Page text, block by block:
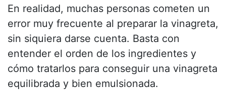
En realidad, muchas personas cometen un
error muy frecuente al preparar la vinagreta,
sin siquiera darse cuenta. Basta con
entender el orden de los ingredientes y
cómo tratarlos para conseguir una vinagreta
equilibrada y bien emulsionada.